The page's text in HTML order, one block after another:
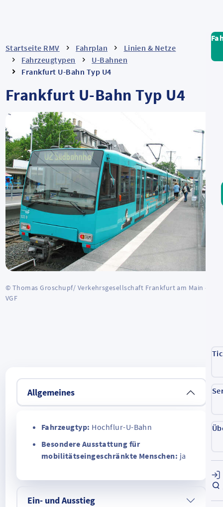
Startseite RMV Fahrplan
Linien & Netze
Fahrzeugtypen
U-Bahnen
Frankfurt U-Bahn Typ U4
Frankfurt U-Bahn Typ U4
© Thomas Groschupf/ Verkehrsgesellschaft Frankfurt am Main -
VGF
Allgemeines
Fahrzeugtyp: Hochflur-U-Bahn
Besondere Ausstattung für
mobilitätseingeschränkte Menschen: ja
Ein- und Ausstieg